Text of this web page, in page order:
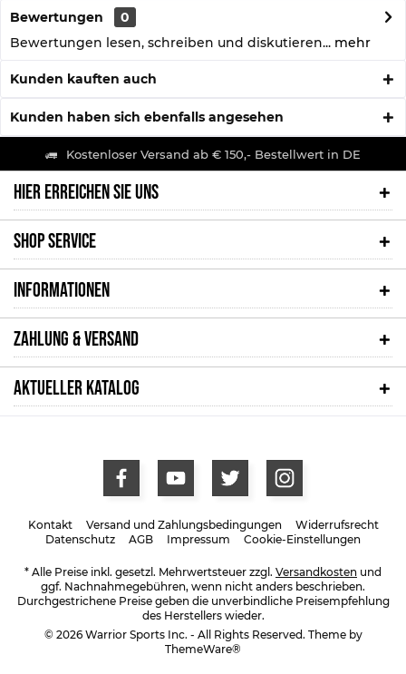
Bewertungen
0
Bewertungen lesen, schreiben und diskutieren... mehr
Kunden kauften auch
Kunden haben sich ebenfalls angesehen
Kostenloser Versand ab € 150,- Bestellwert in DE
HIER ERREICHEN SIE UNS
SHOP SERVICE
INFORMATIONEN
ZAHLUNG & VERSAND
AKTUELLER KATALOG
Kontakt Versand und Zahlungsbedingungen
Widerrufsrecht
Datenschutz
AGB Impressum Cookie-Einstellungen
* Alle Preise inkl. gesetzl. Mehrwertsteuer zzgl. Versandkosten und
ggf. Nachnahmegebühren, wenn nicht anders beschrieben.
Durchgestrichene Preise geben die unverbindliche Preisempfehlung
des Herstellers wieder.
© 2026 Warrior Sports Inc. - All Rights Reserved. Theme by
ThemeWare®